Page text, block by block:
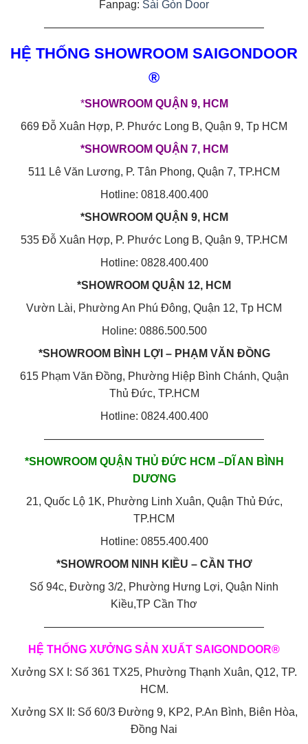
Fanpag: Sài Gòn Door
————————————————————
HỆ THỐNG SHOWROOM SAIGONDOOR
®
*SHOWROOM QUẬN 9, HCM
669 Đỗ Xuân Hợp, P. Phước Long B, Quận 9, Tp HCM
*SHOWROOM QUẬN 7, HCM
511 Lê Văn Lương, P. Tân Phong, Quận 7, TP.HCM
Hotline: 0818.400.400
*SHOWROOM QUẬN 9, HCM
535 Đỗ Xuân Hợp, P. Phước Long B, Quận 9, TP.HCM
Hotline: 0828.400.400
*SHOWROOM QUẬN 12, HCM
Vườn Lài, Phường An Phú Đông, Quận 12, Tp HCM
Holine: 0886.500.500
*SHOWROOM BÌNH LỢI – PHẠM VĂN ĐỒNG
615 Phạm Văn Đồng, Phường Hiệp Bình Chánh, Quận
Thủ Đức, TP.HCM
Hotline: 0824.400.400
————————————————————
*SHOWROOM QUẬN THỦ ĐỨC HCM –DĨ AN BÌNH
DƯƠNG
21, Quốc Lộ 1K, Phường Linh Xuân, Quận Thủ Đức,
TP.HCM
Hotline: 0855.400.400
*SHOWROOM NINH KIỀU – CẦN THƠ
Số 94c, Đường 3/2, Phường Hưng Lợi, Quận Ninh
Kiều,TP Cần Thơ
————————————————————
HỆ THỐNG XƯỞNG SẢN XUẤT SAIGONDOOR®
Xưởng SX I: Số 361 TX25, Phường Thạnh Xuân, Q12, TP.
HCM.
Xưởng SX II: Số 60/3 Đường 9, KP2, P.An Bình, Biên Hòa,
Đồng Nai